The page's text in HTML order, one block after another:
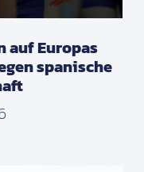
auf Europas
spanische